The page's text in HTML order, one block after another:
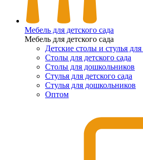
Мебель для детского сада
Мебель для детского сада
Детские столы и стулья
Столы для детского сада
Столы для дошкольников
Стулья для детского сада
Стулья для дошкольников
Оптом